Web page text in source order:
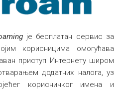
Пинтер
је бесплатан сервис за
корисницима омогућава
приступ Интернету широм
додатних налога, уз
корисничког имена и